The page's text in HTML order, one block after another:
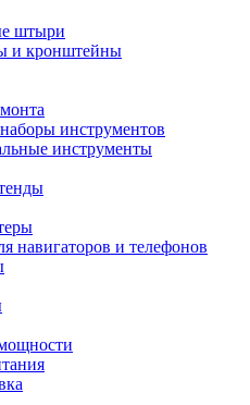
штыри
и кронштейны
инструментов
инструменты
навигаторов и телефонов